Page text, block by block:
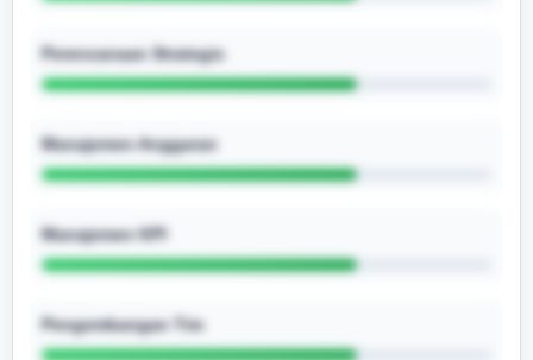
Perencanaan Strategis
Manajemen Anggaran
Manajemen KPI
Pengembangan Tim